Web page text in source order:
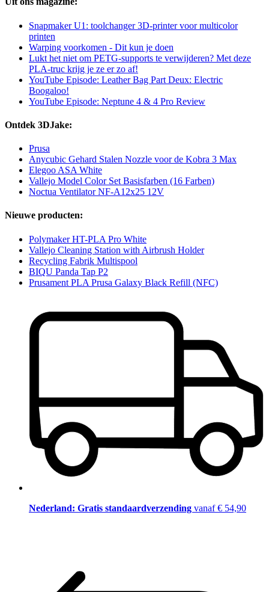
Snapmaker U1: toolchanger 3D-printer voor multicolor
printen
Warping voorkomen - Dit kun je doen
Lukt het niet om PETG-supports te verwijderen? Met deze
PLA-truc krijg je ze er zo af!
YouTube Episode: Leather Bag Part Deux: Electric
Boogaloo!
YouTube Episode: Neptune 4 & 4 Pro Review
Ontdek 3DJake:
Prusa
Anycubic Gehard Stalen Nozzle voor de Kobra 3 Max
Elegoo ASA White
Vallejo Model Color Set Basisfarben (16 Farben)
Noctua Ventilator NF-A12x25 12V
Nieuwe producten:
Polymaker HT-PLA Pro White
Vallejo Cleaning Station with Airbrush Holder
Recycling Fabrik Multispool
BIQU Panda Tap P2
Prusament PLA Prusa Galaxy Black Refill (NFC)
Nederland: Gratis standaardverzending vanaf € 54,90